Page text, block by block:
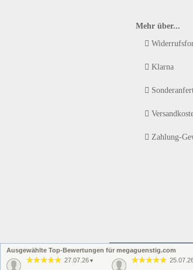
Mehr über...
Klarna
Zahlung-
Ausgewählte Top-Bewertungen für megaguenstig.com
27.07.26 ▼